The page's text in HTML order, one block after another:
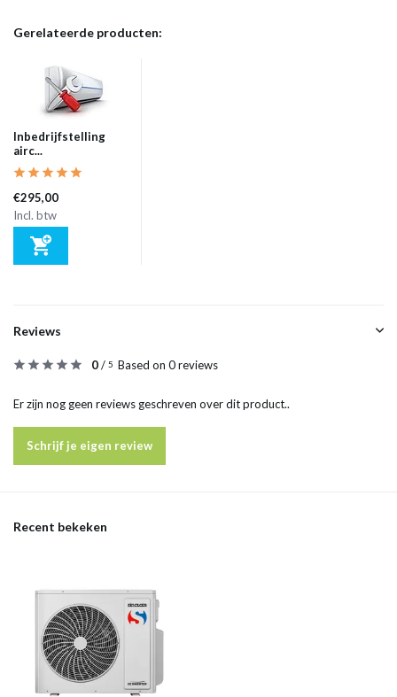
Gerelateerde producten:
Inbedrijfstelling
airc...
€295,00
Incl. btw
Reviews
0/ 5 Based on 0 reviews
Er zijn nog geen reviews geschreven over dit product..
Schrijf je eigen review
Recent bekeken